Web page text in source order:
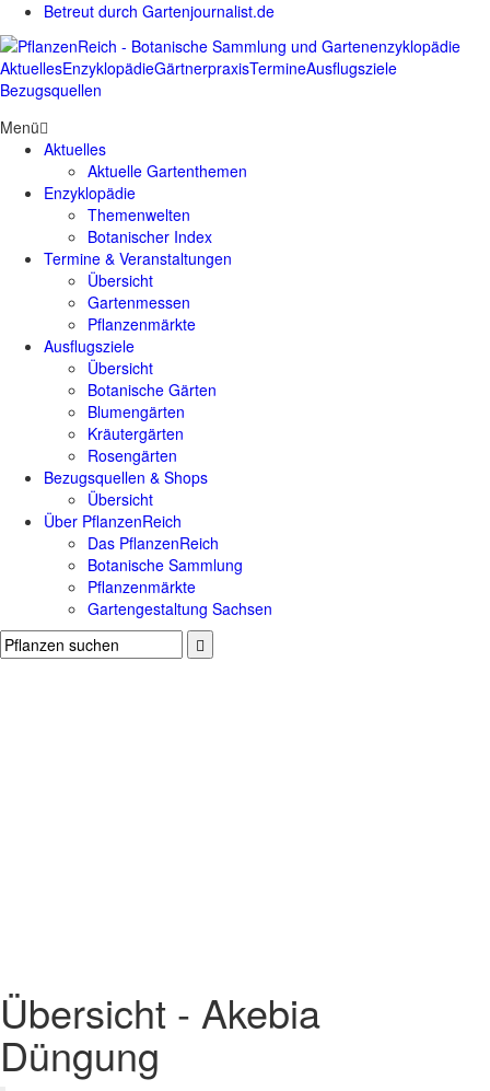
Betreut durch Gartenjournalist.de
AktuellesEnzyklopädieGärtnerpraxisTermineAusflugsziele
Bezugsquellen
Menü
Aktuelles
Aktuelle Gartenthemen
Enzyklopädie
Themenwelten
Botanischer Index
Termine & Veranstaltungen
Übersicht
Gartenmessen
Pflanzenmärkte
Ausflugsziele
Übersicht
Botanische Gärten
Blumengärten
Kräutergärten
Rosengärten
Bezugsquellen & Shops
Übersicht
Über PflanzenReich
Das PflanzenReich
Botanische Sammlung
Pflanzenmärkte
Gartengestaltung Sachsen
Übersicht - Akebia
Düngung